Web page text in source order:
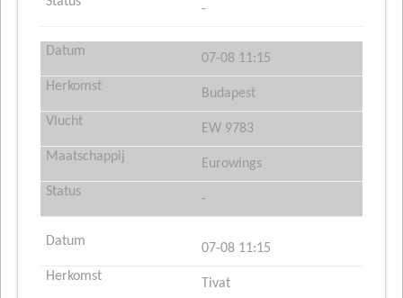
-
07-08 11:15
Budapest
EW 9783
Eurowings
-
07-08 11:15
Tivat